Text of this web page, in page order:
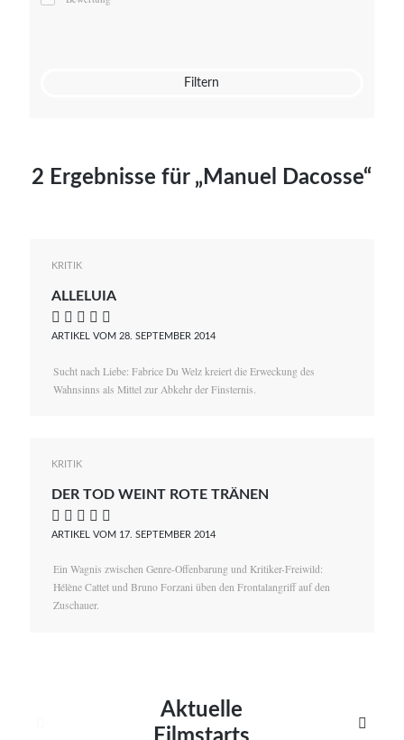
Mato von Vogelstein
Filtern
2 Ergebnisse für „Manuel Dacosse“
KRITIK
ALLELUIA
    
ARTIKEL VOM 28. SEPTEMBER 2014
Sucht nach Liebe: Fabrice Du Welz kreiert die Erweckung des
Wahnsinns als Mittel zur Abkehr der Finsternis.
KRITIK
DER TOD WEINT ROTE TRÄNEN
    
ARTIKEL VOM 17. SEPTEMBER 2014
Ein Wagnis zwischen Genre-Offenbarung und Kritiker-Freiwild:
Hélène Cattet und Bruno Forzani üben den Frontalangriff auf den
Zuschauer.
Aktuelle
